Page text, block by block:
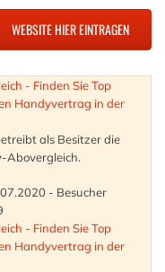
- Finden Sie Top
Handyvertrag in der
als Besitzer die
Abovergleich.
- Besucher
- Finden Sie Top
Handyvertrag in der